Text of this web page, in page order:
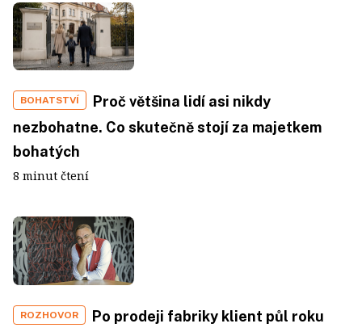
BOHATSTVÍ
Proč většina lidí asi nikdy
nezbohatne. Co skutečně stojí za majetkem
bohatých
8 minut čtení
ROZHOVOR
Po prodeji fabriky klient půl roku